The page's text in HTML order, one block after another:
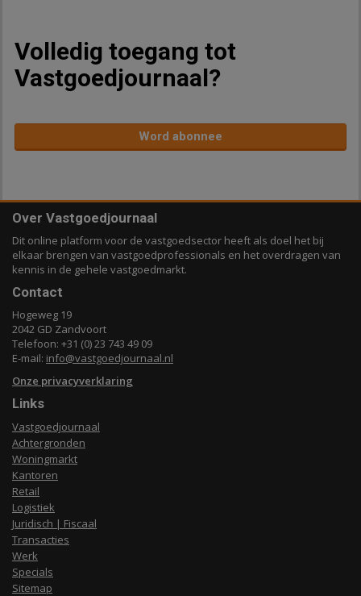
Volledig toegang tot
Vastgoedjournaal?
Word abonnee
Over Vastgoedjournaal
Dit online platform voor de vastgoedsector heeft als doel het bij
elkaar brengen van vastgoedprofessionals en het overdragen van
kennis in de gehele vastgoedmarkt.
Contact
Hogeweg 19
2042 GD Zandvoort
Telefoon: +31 (0) 23 743 49 09
E-mail: info@vastgoedjournaal.nl
Onze privacyverklaring
Links
Vastgoedjournaal
Achtergronden
Woningmarkt
Kantoren
Retail
Logistiek
Juridisch | Fiscaal
Transacties
Werk
Specials
Sitemap